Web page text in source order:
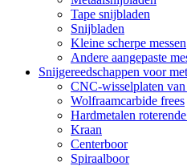
Tape snijbladen
Snijbladen
Kleine scherpe messen
Andere aangepaste
Snijgereedschappen voor
CNC-wisselplaten
Wolfraamcarbide frees
Hardmetalen
Kraan
Centerboor
Spiraalboor